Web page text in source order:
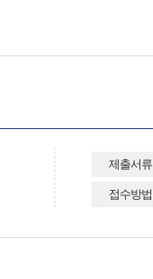
제출서류
접수방법